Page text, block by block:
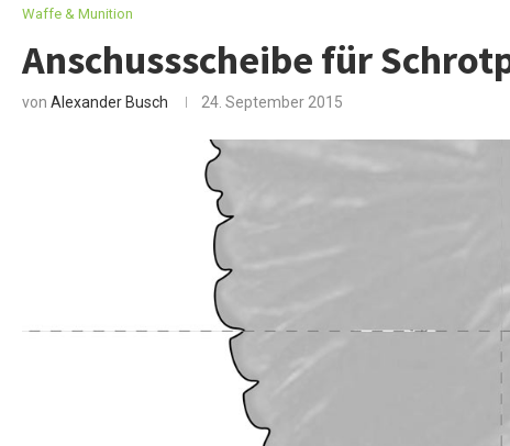
Waffe & Munition
Anschussscheibe für
von Alexander Busch 24. September 2015